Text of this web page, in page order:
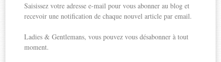
Saisissez votre adresse e-mail pour vous abonner au blog et
recevoir une notification de chaque nouvel article par email.
Ladies & Gentlemans, vous pouvez vous désabonner à tout
moment.